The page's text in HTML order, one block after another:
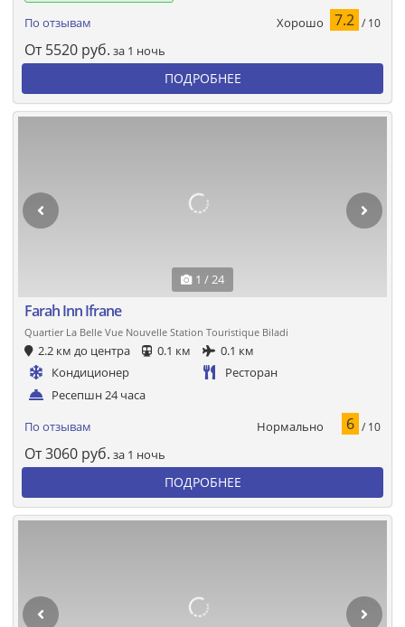
По отзывам
Хорошо 7.2 / 10
От 5520 руб. за 1 ночь
ПОДРОБНЕЕ
1 / 24
Farah Inn Ifrane
Quartier La Belle Vue Nouvelle Station Touristique Biladi
2.2 км до центра 0.1 км
0.1 км
Кондиционер
Ресторан
Ресепшн 24 часа
По отзывам Нормально 6 / 10
От3060 руб. за 1 ночь
ПОДРОБНЕЕ